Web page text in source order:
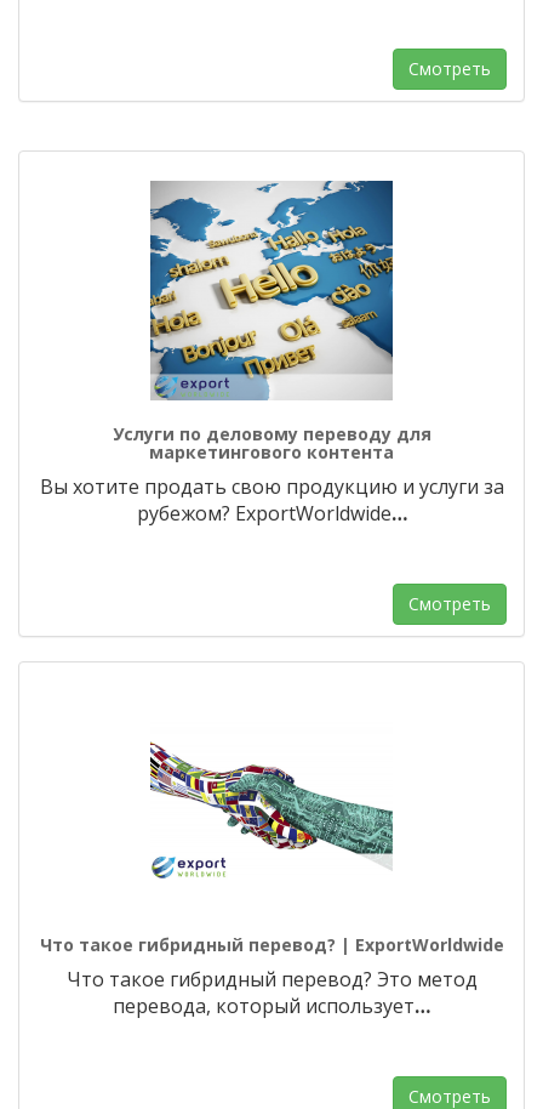
Смотреть
Услуги по деловому переводу для
маркетингового контента
Вы хотите продать свою продукцию и услуги за
рубежом? ExportWorldwide…
Смотреть
Что такое гибридный перевод? | ExportWorldwide
Что такое гибридный перевод? Это метод
перевода, который использует…
Смотреть